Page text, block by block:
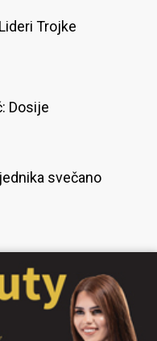
Trojke
Dosije
svečano